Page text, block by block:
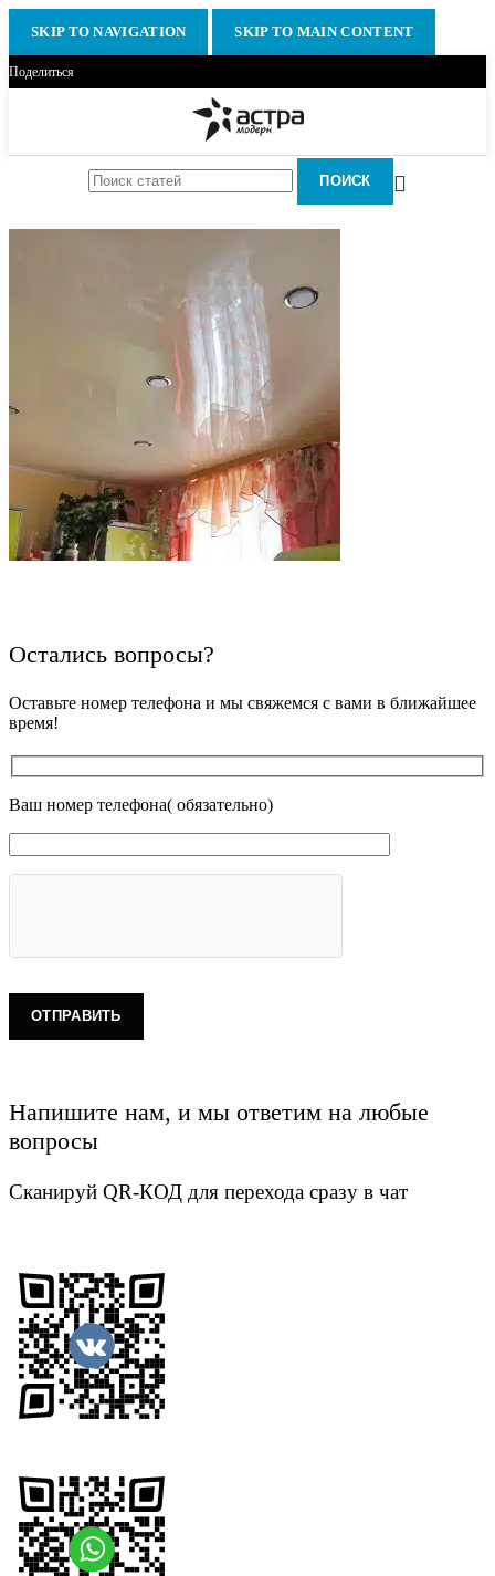
SKIP TO NAVIGATION SKIP TO MAIN CONTENT
Поделиться
ПОИСК
Остались вопросы?
Оставьте номер телефона и мы свяжемся с вами в ближайшее
время!
Ваш номер телефона( обязательно)
Напишите нам, и мы ответим на любые
вопросы
Сканируй QR-КОД для перехода сразу в чат